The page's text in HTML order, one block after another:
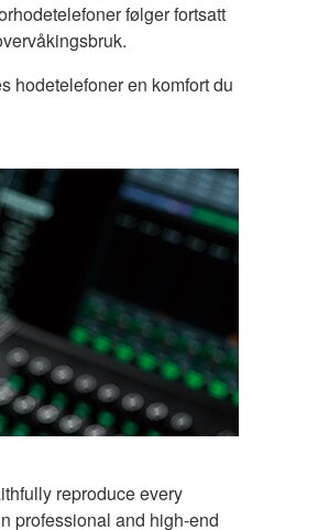
følger fortsatt
hodetelefoner en komfort du
reproduce every
professional and high-end